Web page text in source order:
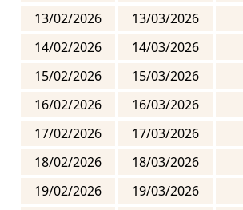
13/02/2026
13/03/2026
14/02/2026
14/03/2026
15/02/2026
15/03/2026
16/02/2026
16/03/2026
17/02/2026
17/03/2026
18/02/2026
18/03/2026
19/02/2026
19/03/2026